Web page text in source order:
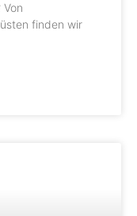
finden wir